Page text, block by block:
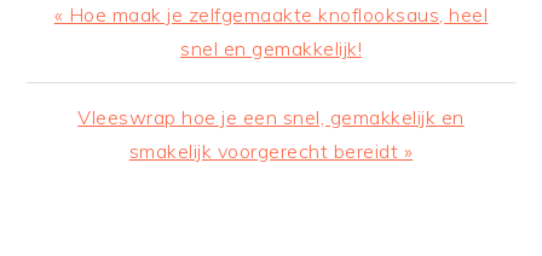
Previous
« Hoe maak je zelfgemaakte knoflooksaus, heel
snel en gemakkelijk!
Next
Vleeswrap hoe je een snel, gemakkelijk en
smakelijk voorgerecht bereidt »